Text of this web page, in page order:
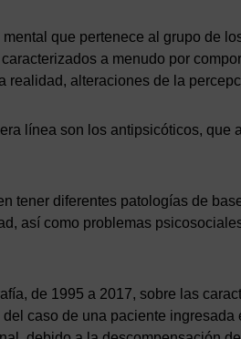
que pertenece al grupo de
a menudo por
realidad, alteraciones de la
línea son los antipsicóticos, que
tener diferentes patologías de
así como problemas
de 1995 a 2017, sobre las
caso de una paciente